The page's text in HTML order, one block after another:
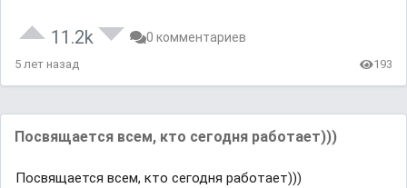
11.2k 0 комментариев
5 лет назад 193
Посвящается всем, кто сегодня работает)))
Посвящается всем, кто сегодня работает)))